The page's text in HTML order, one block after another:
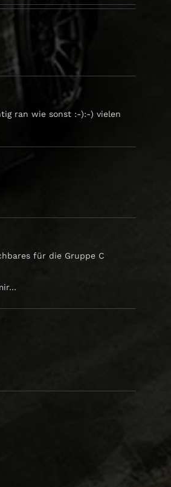
ran wie sonst :-):-) vielen
für die Gruppe C